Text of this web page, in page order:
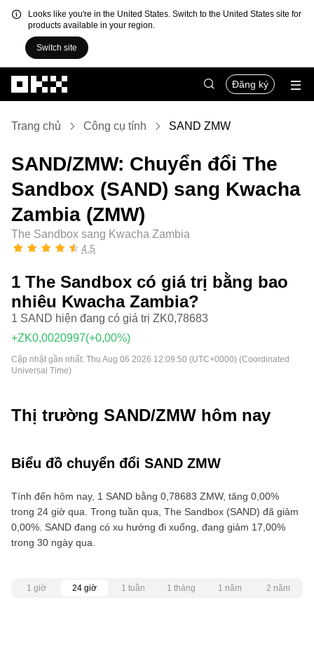
Looks like you're in the United States. Switch to the United States site for
products available in your region.
Switch site
Đăng ký
Trang chủ Công cụ tính SAND ZMW
SAND/ZMW: Chuyển đổi The
Sandbox (SAND) sang Kwacha
Zambia (ZMW)
The Sandbox sang Kwacha Zambia
4,5
1 The Sandbox có giá trị bằng bao
nhiêu Kwacha Zambia?
1 SAND hiện đang có giá trị ZK0,78683
+ZK0,0020997(+0,00%)
Cập nhật gần nhất: Thu Aug 06 2026 12:09:50 (UTC+0000) (Coordinated
Universal Time)
Thị trường SAND/ZMW hôm nay
Biểu đồ chuyển đổi SAND ZMW
Tính đến hôm nay, 1 SAND bằng 0,78683 ZMW, tăng 0,00%
trong 24 giờ qua. Trong tuần qua, The Sandbox (SAND) đã giảm
0,00%. SAND đang có xu hướng đi xuống, đang giảm 17,00%
trong 30 ngày qua.
1 giờ 24 giờ 1 tuần 1 tháng 1 năm 2 năm